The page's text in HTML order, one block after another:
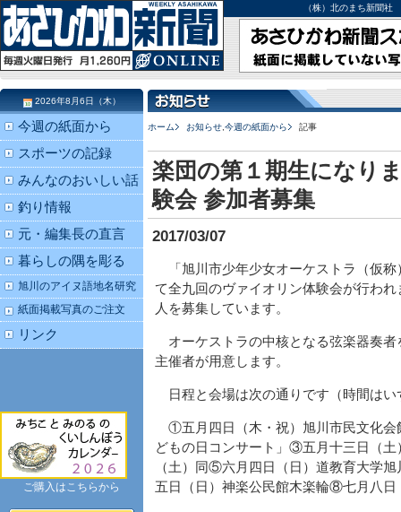
（株）北のまち新聞
ホーム お知らせ 今週の紙面から 記事
楽団の第１期生になり
験会 参加者募集
2017/03/07
「旭川市少年少女オーケストラ（仮称
て全九回のヴァイオリン体験会が行わ
人を募集しています。
オーケストラの中核となる弦楽器奏者
主催者が用意します。
日程と会場は次の通りです（時間はい
①五月四日（木・祝）旭川市民文化会
どもの日コンサート」③五月十三日（
（土）同⑤六月四日（日）道教育大学
五日（日）神楽公民館木楽輪⑧七月八
2026年8月6日（木）
今週の紙面から
スポーツの記録
みんなのおいしい話
釣り情報
元・編集長の直言
暮らしの隅を彫る
旭川のアイヌ語地名研究
紙面掲載写真のご注文
リンク
ご購入はこちらから